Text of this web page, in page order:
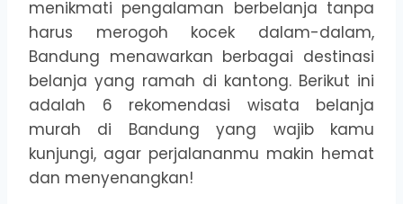
menikmati pengalaman berbelanja tanpa
harus merogoh kocek dalam-dalam,
Bandung menawarkan berbagai destinasi
belanja yang ramah di kantong. Berikut ini
adalah 6 rekomendasi wisata belanja
murah di Bandung yang wajib kamu
kunjungi, agar perjalananmu makin hemat
dan menyenangkan!